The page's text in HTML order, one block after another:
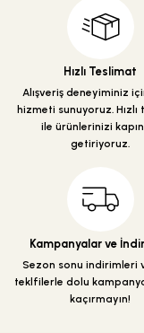
Ürün resmi kalitesiz,
Ürün açıklamasında
Ürün fiyatı diğer
Bu ürüne benzer
Hızlı Teslimat
Alışveriş deneyiminiz
hizmeti sunuyoruz.
ile ürünlerinizi
getiriyoruz.
Kampanyalar ve
Sezon sonu indirimleri
teklfilerle dolu
kaçırmayın!